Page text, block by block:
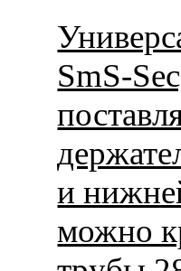
SmS-
и
можно